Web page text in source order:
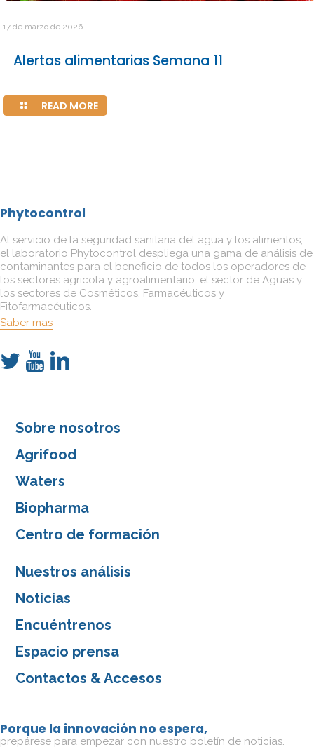
17 de marzo de 2026
Alertas alimentarias Semana 11
READ MORE
Phytocontrol
Al servicio de la seguridad sanitaria del agua y los alimentos,
el laboratorio Phytocontrol despliega una gama de análisis de
contaminantes para el beneficio de todos los operadores de
los sectores agrícola y agroalimentario, el sector de Aguas y
los sectores de Cosméticos, Farmacéuticos y
Fitofarmacéuticos.
Saber mas
Sobre nosotros
Agrifood
Waters
Biopharma
Centro de formación
Nuestros análisis
Noticias
Encuéntrenos
Espacio prensa
Contactos & Accesos
Porque la innovación no espera,
prepárese para empezar con nuestro boletín de noticias.